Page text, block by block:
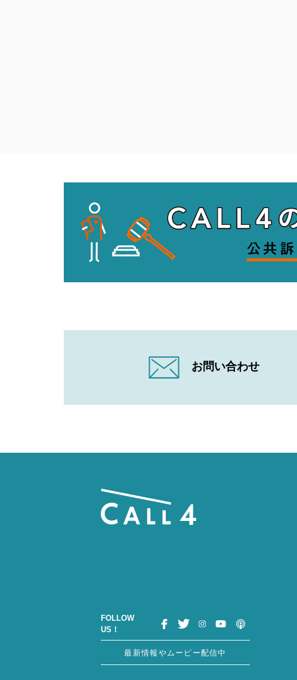
お問い合わせ
FOLLOW
US！
最新情報やムービー配信中